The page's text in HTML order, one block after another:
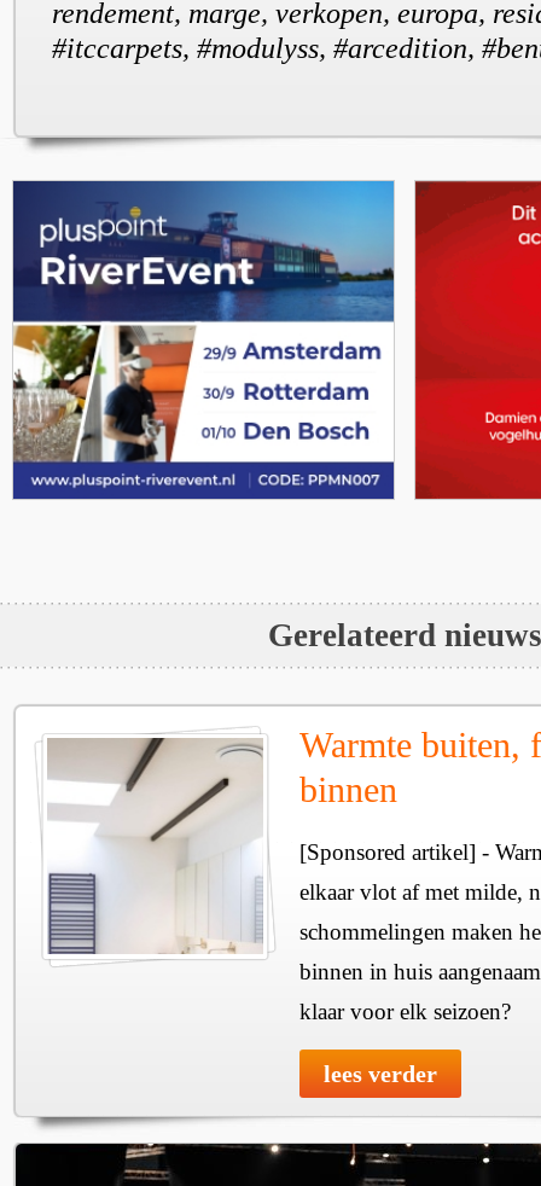
rendement, marge, verkopen, europa,
#itccarpets, #modulyss, #arcedition,
Gerelateerd nieuws
Warmte buiten,
binnen
[Sponsored artikel] -
elkaar vlot af met milde,
schommelingen maken
binnen in huis
klaar voor elk seizoen?
lees verder